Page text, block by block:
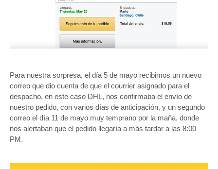
Para nuestra sorpresa, el día 5 de mayo recibimos un nuevo
correo que dio cuenta de que el courrier asignado para el
despacho, en este caso DHL, nos confirmaba el envío de
nuestro pedido, con varios días de anticipación, y un segundo
correo el día 11 de mayo muy temprano por la maña, donde
nos alertaban que el pedido llegaría a más tardar a las 8:00
PM.